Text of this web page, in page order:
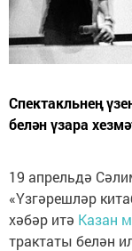
Спектакльнең
белән үзара
19 апрельдә
«Үзгәрешләр
хәбәр итә Казан
трактаты белән